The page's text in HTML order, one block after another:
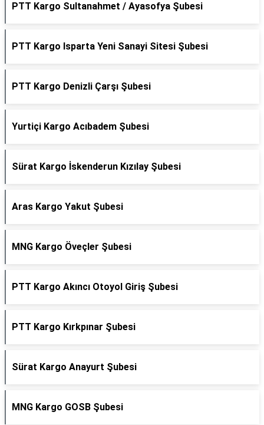
PTT Kargo Sultanahmet / Ayasofya Şubesi
PTT Kargo Isparta Yeni Sanayi Sitesi Şubesi
PTT Kargo Denizli Çarşı Şubesi
Yurtiçi Kargo Acıbadem Şubesi
Sürat Kargo İskenderun Kızılay Şubesi
Aras Kargo Yakut Şubesi
MNG Kargo Öveçler Şubesi
PTT Kargo Akıncı Otoyol Giriş Şubesi
PTT Kargo Kırkpınar Şubesi
Sürat Kargo Anayurt Şubesi
MNG Kargo GOSB Şubesi